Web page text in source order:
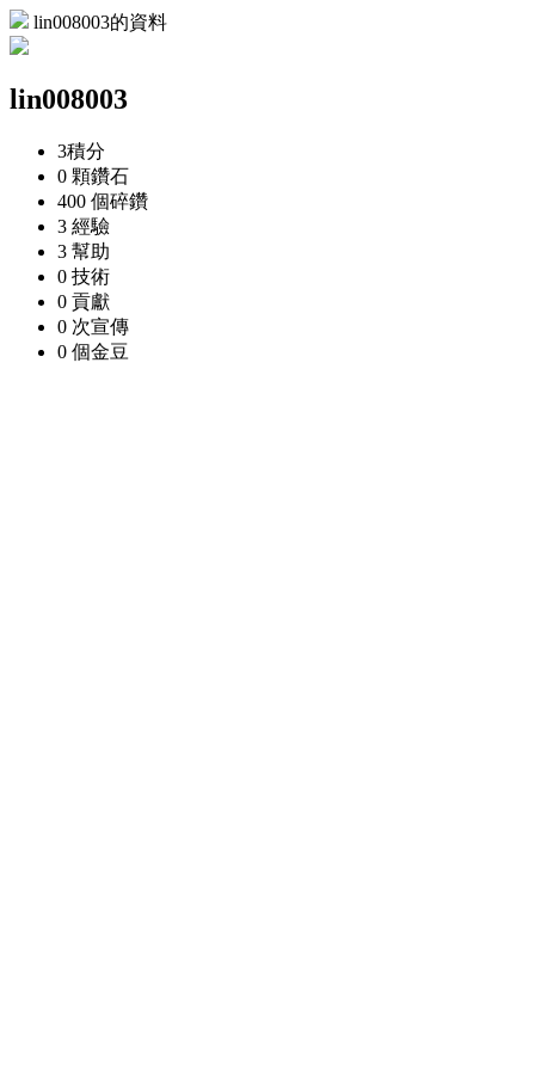
lin008003的資料
lin008003
3積分
0 顆鑽石
400 個碎鑽
3 經驗
3 幫助
0 技術
0 貢獻
0 次宣傳
0 個金豆